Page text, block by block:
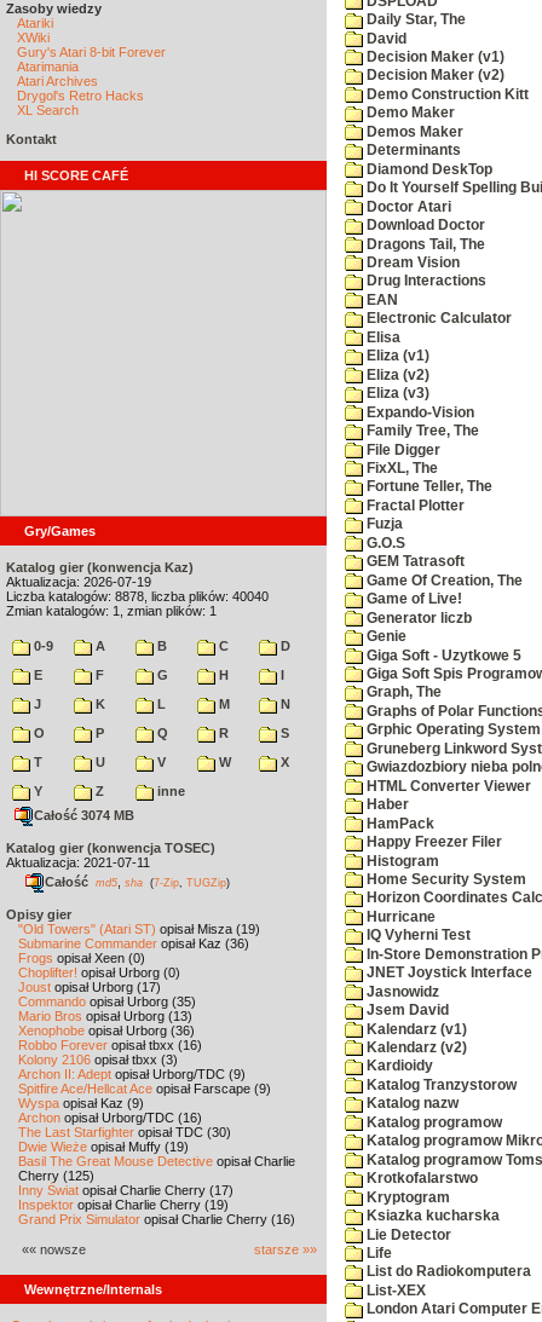
Zasoby wiedzy
Atariki
XWiki
Gury's Atari 8-bit Forever
Atarimania
Atari Archives
Drygol's Retro Hacks
XL Search
Kontakt
HI SCORE CAFÉ
Gry/Games
Katalog gier (konwencja Kaz)
Aktualizacja: 2026-07-19
Liczba katalogów: 8878, liczba plików: 40040
Zmian katalogów: 1, zmian plików: 1
0-9 A B C
D
E
F G H
I
J
K L M
N
O
P Q R
S
T
U V W
X
Y
Z
inne
Całość 3074 MB
Katalog gier (konwencja TOSEC)
Aktualizacja: 2021-07-11
Całość md5 sha (7-Zip TUGZip)
Opisy gier
"Old Towers" (Atari ST) opisał Misza (19)
Submarine Commander opisał Kaz (36)
Frogs opisał Xeen (0)
Choplifter! opisał Urborg (0)
Joust opisał Urborg (17)
Commando opisał Urborg (35)
Mario Bros opisał Urborg (13)
Xenophobe opisał Urborg (36)
Robbo Forever opisał tbxx (16)
Kolony 2106 opisał tbxx (3)
Archon II: Adept opisał Urborg/TDC (9)
Spitfire Ace/Hellcat Ace opisał Farscape (9)
Wyspa opisał Kaz (9)
Archon opisał Urborg/TDC (16)
The Last Starfighter opisał TDC (30)
Dwie Wieże opisał Muffy (19)
Basil The Great Mouse Detective opisał Charlie
Cherry (125)
Inny Świat opisał Charlie Cherry (17)
Inspektor opisał Charlie Cherry (19)
Grand Prix Simulator opisał Charlie Cherry (16)
«« nowsze starsze »»
Wewnętrzne/Internals
Daily Star, The
David
Decision Maker (v1)
Decision Maker (v2)
Demo Construction Kitt
Demo Maker
Demos Maker
Determinants
Diamond DeskTop
Do It Yourself Spelling
Doctor Atari
Download Doctor
Dragons Tail, The
Dream Vision
Drug Interactions
EAN
Electronic Calculator
Elisa
Eliza (v1)
Eliza (v2)
Eliza (v3)
Expando-Vision
Family Tree, The
File Digger
FixXL, The
Fortune Teller, The
Fractal Plotter
Fuzja
G.O.S
GEM Tatrasoft
Game Of Creation, The
Game of Live!
Generator liczb
Genie
Giga Soft - Uzytkowe 5
Giga Soft Spis
Graph, The
Graphs of Polar
Grphic Operating System
Gruneberg Linkword
Gwiazdozbiory nieba
HTML Converter Viewer
Haber
HamPack
Happy Freezer Filer
Histogram
Home Security System
Horizon Coordinates
Hurricane
IQ Vyherni Test
In-Store Demonstration
JNET Joystick Interface
Jasnowidz
Jsem David
Kalendarz (v1)
Kalendarz (v2)
Kardioidy
Katalog Tranzystorow
Katalog nazw
Katalog programow
Katalog programow
Katalog programow
Krotkofalarstwo
Kryptogram
Ksiazka kucharska
Lie Detector
Life
List do Radiokomputera
List-XEX
London Atari Computer